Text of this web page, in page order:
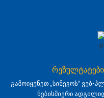
გამოიყენეთ „სინევოს“ ვებ-
ნებისმიერი